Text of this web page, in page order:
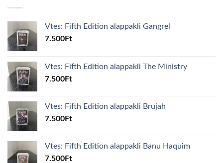
Vtes: Fifth Edition alappakli Gangrel
7.500Ft
Vtes: Fifth Edition alappakli The Ministry
7.500Ft
Vtes: Fifth Edition alappakli Brujah
7.500Ft
Vtes: Fifth Edition alappakli Banu Haquim
7.500Ft